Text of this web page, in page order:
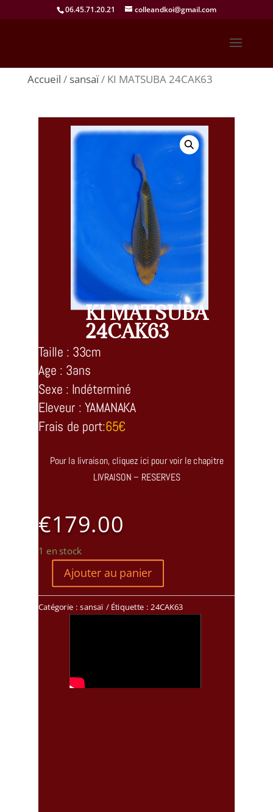
06.45.71.20.21 colleandkoi@gmail.com
Accueil / sansaï/ KI MATSUBA 24CAK63
KI MATSUBA
24CAK63
Taille : 33cm
Age : 3ans
Sexe : Indéterminé
Eleveur : YAMANAKA
Frais de port:65€
Pour la livraison, cliquez ici pour voir le chapitre
LIVRAISON – RESERVES
€179.00
1 en stock
Ajouter au panier
Catégorie :sansaï Étiquette :24CAK63